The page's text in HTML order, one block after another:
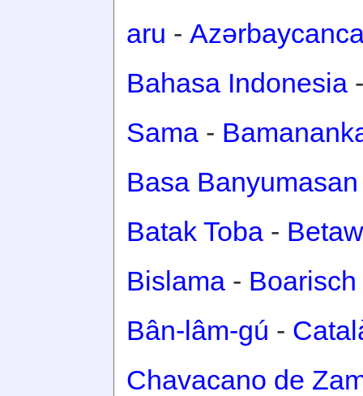
aru -
Bahasa Indonesia
Sama -
Basa Banyumasan
Batak Toba -
Bislama - Boarisch
Bân-lâm-gú -
Chavacano de